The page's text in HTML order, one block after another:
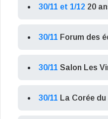
30/11 et 1/12 20
30/11 Forum des
30/11 Salon Les
30/11 La Corée du